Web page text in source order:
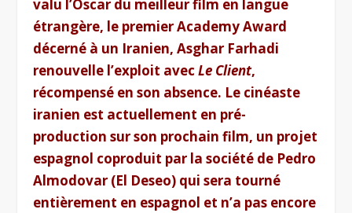
valu l’Oscar du meilleur film en langue
étrangère, le premier Academy Award
décerné à un Iranien, Asghar Farhadi
renouvelle l’exploit avecLe Client,
récompensé en son absence. Le cinéaste
iranien est actuellement en pré-
production sur son prochain film, un projet
espagnol coproduit par la société de Pedro
Almodovar (El Deseo) qui sera tourné
entièrement en espagnol et n’a pas encore